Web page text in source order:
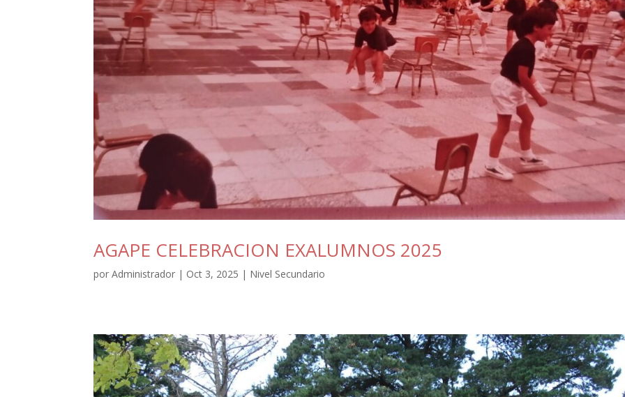
AGAPE CELEBRACION EXALUMNOS 2025
porAdministrador | Oct 3, 2025 | Nivel Secundario